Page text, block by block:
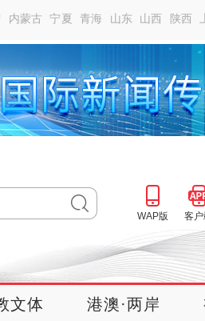
内蒙古 宁夏 青海 山东 山西 陕西
WAP版 客
文体 港澳·两岸